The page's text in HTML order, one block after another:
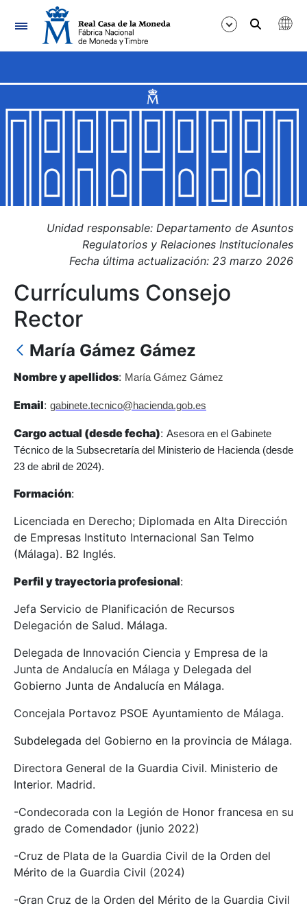
Navegación
Mostrar/Ocultar
Mostrar/Ocultar
Mostrar/Ocultar
Mostrar/Ocultar
Unidad responsable: Departamento de Asuntos
Regulatorios y Relaciones Institucionales
Fecha última actualización: 23 marzo 2026
Currículums Consejo
Rector
María Gámez Gámez
Nombre y apellidos: María Gámez Gámez
Email: gabinete.tecnico@hacienda.gob.es
Cargo actual (desde fecha): Asesora en el Gabinete
Técnico de la Subsecretaría del Ministerio de Hacienda (desde
23 de abril de 2024).
Formación:
Licenciada en Derecho; Diplomada en Alta Dirección
de Empresas Instituto Internacional San Telmo
(Málaga). B2 Inglés.
Perfil y trayectoria profesional:
Jefa Servicio de Planificación de Recursos
Delegación de Salud. Málaga.
Delegada de Innovación Ciencia y Empresa de la
Junta de Andalucía en Málaga y Delegada del
Gobierno Junta de Andalucía en Málaga.
Concejala Portavoz PSOE Ayuntamiento de Málaga.
Subdelegada del Gobierno en la provincia de Málaga.
Directora General de la Guardia Civil. Ministerio de
Interior. Madrid.
-Condecorada con la Legión de Honor francesa en su
grado de Comendador (junio 2022)
-Cruz de Plata de la Guardia Civil de la Orden del
Mérito de la Guardia Civil (2024)
-Gran Cruz de la Orden del Mérito de la Guardia Civil